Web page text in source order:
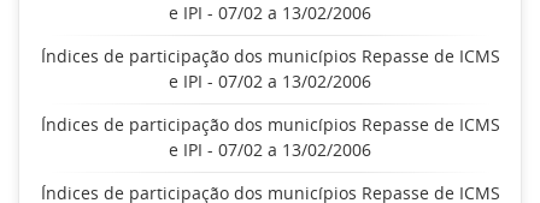
e IPI - 07/02 a 13/02/2006
Índices de participação dos municípios Repasse de ICMS
e IPI - 07/02 a 13/02/2006
Índices de participação dos municípios Repasse de ICMS
e IPI - 07/02 a 13/02/2006
Índices de participação dos municípios Repasse de ICMS